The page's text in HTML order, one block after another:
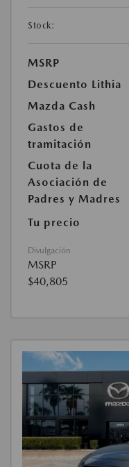
Stock:
MSRP
Descuento Lithia
Mazda Cash
Gastos de
tramitación
Cuota de la
Asociación de
Padres y Madres
Tu precio
Divulgación
MSRP
$40,805